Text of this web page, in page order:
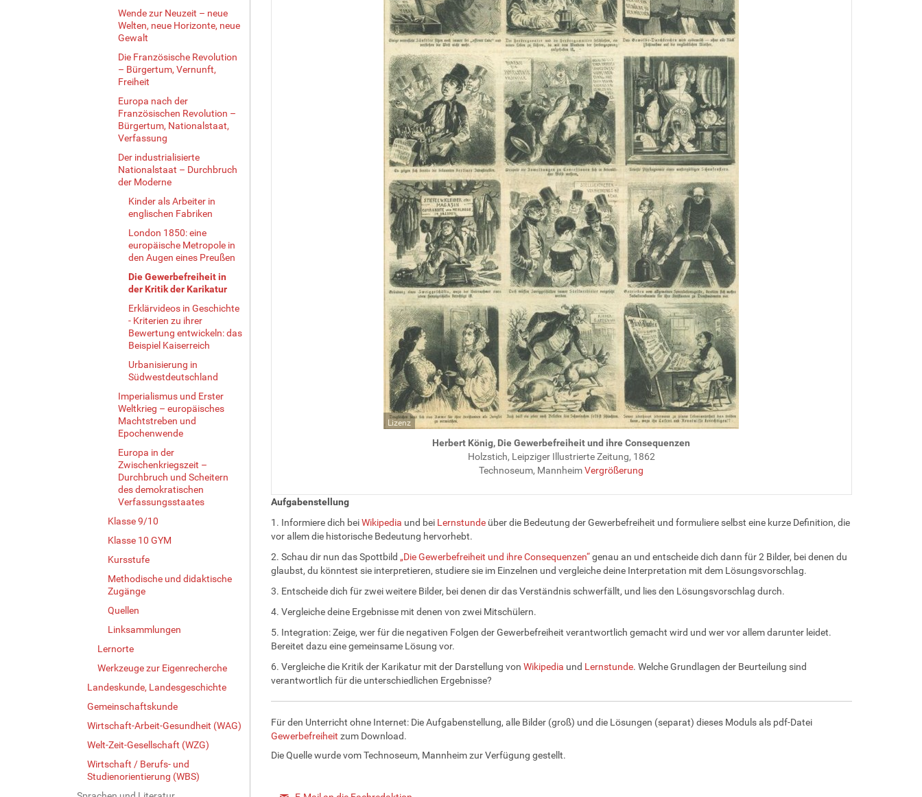
Wende zur Neuzeit – neue
Welten, neue Horizonte, neue
Gewalt
Die Französische Revolution
– Bürgertum, Vernunft,
Freiheit
Europa nach der
Französischen Revolution –
Bürgertum, Nationalstaat,
Verfassung
Der industrialisierte
Nationalstaat – Durchbruch
der Moderne
Kinder als Arbeiter in
englischen Fabriken
London 1850: eine
europäische Metropole in
den Augen eines Preußen
Die Gewerbefreiheit in
der Kritik der Karikatur
Erklärvideos in Geschichte
- Kriterien zu ihrer
Bewertung entwickeln: das
Beispiel Kaiserreich
Urbanisierung in
Südwestdeutschland
Imperialismus und Erster
Weltkrieg – europäisches
Machtstreben und
Epochenwende
Europa in der
Zwischenkriegszeit –
Durchbruch und Scheitern
des demokratischen
Verfassungsstaates
Klasse 9/10
Klasse 10 GYM
Kursstufe
Methodische und didaktische
Zugänge
Quellen
Linksammlungen
Lernorte
Werkzeuge zur Eigenrecherche
Landeskunde, Landesgeschichte
Gemeinschaftskunde
Wirtschaft-Arbeit-Gesundheit (WAG)
Welt-Zeit-Gesellschaft (WZG)
Wirtschaft / Berufs- und
Studienorientierung (WBS)
Lizenz
Lizenz
Herbert König, Die Gewerbefreiheit und ihre Consequenzen
Holzstich, Leipziger Illustrierte Zeitung, 1862
Technoseum, MannheimVergrößerung
Aufgabenstellung
1. Informiere dich beiWikipedia und bei Lernstundeüber die Bedeutung der Gewerbefreiheit und formuliere selbst eine kurze Definition, die
vor allem die historische Bedeutung hervorhebt.
2. Schau dir nun das Spottbild „Die Gewerbefreiheit und ihre Consequenzen“genau an und entscheide dich dann für 2 Bilder, bei denen du
glaubst, du könntest sie interpretieren, studiere sie im Einzelnen und vergleiche deine Interpretation mit dem Lösungsvorschlag.
3. Entscheide dich für zwei weitere Bilder, bei denen dir das Verständnis schwerfällt, und lies den Lösungsvorschlag durch.
4. Vergleiche deine Ergebnisse mit denen von zwei Mitschülern.
5. Integration: Zeige, wer für die negativen Folgen der Gewerbefreiheit verantwortlich gemacht wird und wer vor allem darunter leidet.
Bereitet dazu eine gemeinsame Lösung vor.
6. Vergleiche die Kritik der Karikatur mit der Darstellung von Wikipedia und Lernstunde. Welche Grundlagen der Beurteilung sind
verantwortlich für die unterschiedlichen Ergebnisse?
Für den Unterricht ohne Internet: Die Aufgabenstellung, alle Bilder (groß) und die Lösungen (separat) dieses Moduls als pdf-Datei
Gewerbefreiheit zum Download.
Die Quelle wurde vom Technoseum, Mannheim zur Verfügung gestellt.